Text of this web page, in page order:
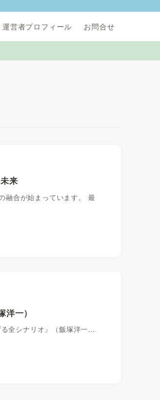
運営者プロフィール お問合せ
来
融合が始まっています。 最
一）
全シナリオ』（飯塚洋一…